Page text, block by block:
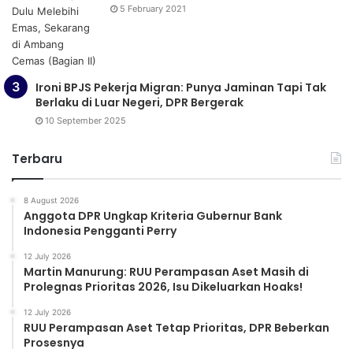
5 February 2021
Ironi BPJS Pekerja Migran: Punya Jaminan Tapi Tak
Berlaku di Luar Negeri, DPR Bergerak
10 September 2025
Terbaru
8 August 2026
Anggota DPR Ungkap Kriteria Gubernur Bank
Indonesia Pengganti Perry
12 July 2026
Martin Manurung: RUU Perampasan Aset Masih di
Prolegnas Prioritas 2026, Isu Dikeluarkan Hoaks!
12 July 2026
RUU Perampasan Aset Tetap Prioritas, DPR Beberkan
Prosesnya